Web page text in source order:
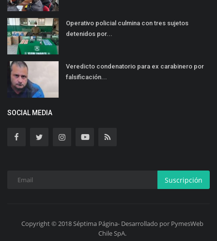
Operativo policial culmina con tres sujetos
detenidos por...
Veredicto condenatorio para ex carabinero por
falsificación...
SOCIAL MEDIA
Suscripción
Copyright © 2018 Séptima Página- Desarrollado por PymesWeb
Chile SpA.